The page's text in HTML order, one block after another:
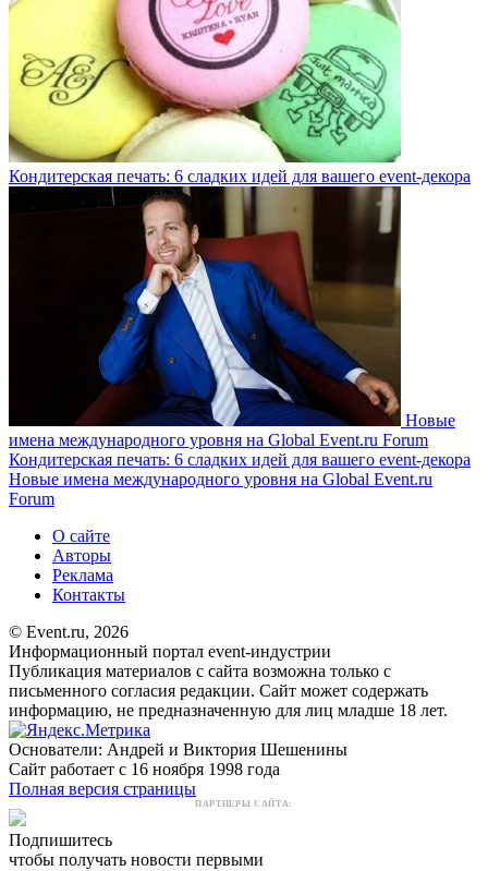
Кондитерская печать: 6 сладких идей для вашего event-декора
Новые
имена международного уровня на Global Event.ru Forum
Кондитерская печать: 6 сладких идей для вашего event-декора
Новые имена международного уровня на Global Event.ru
Forum
О сайте
Авторы
Реклама
Контакты
© Event.ru, 2026
Информационный портал event-индустрии
Публикация материалов с сайта возможна только с
письменного согласия редакции. Сайт может содержать
информацию, не предназначенную для лиц младше 18 лет.
Основатели: Андрей и Виктория Шешенины
Сайт работает с 16 ноября 1998 года
Полная версия страницы
ПАРТНЕРЫ САЙТА:
Подпишитесь
чтобы получать новости первыми